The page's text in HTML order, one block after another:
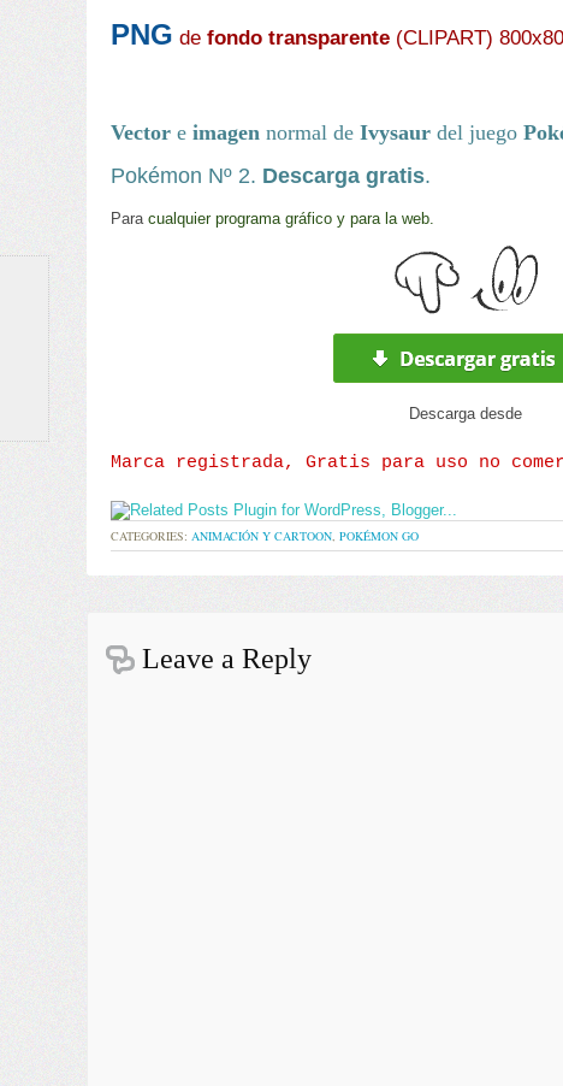
PNG de fondo transparente (CLIPART)
Vector e imagen normal de Ivysaur del juego
Pokémon Nº 2. Descarga gratis.
Para cualquier programa gráfico y para la web.
Descarga desde
Marca registrada, Gratis para uso no
CATEGORIES: ANIMACIÓN Y CARTOON, POKÉMON GO
Leave a Reply